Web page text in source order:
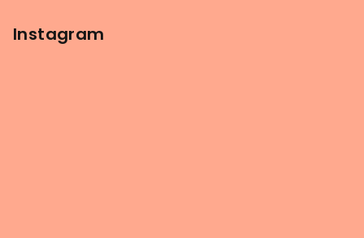
Instagram